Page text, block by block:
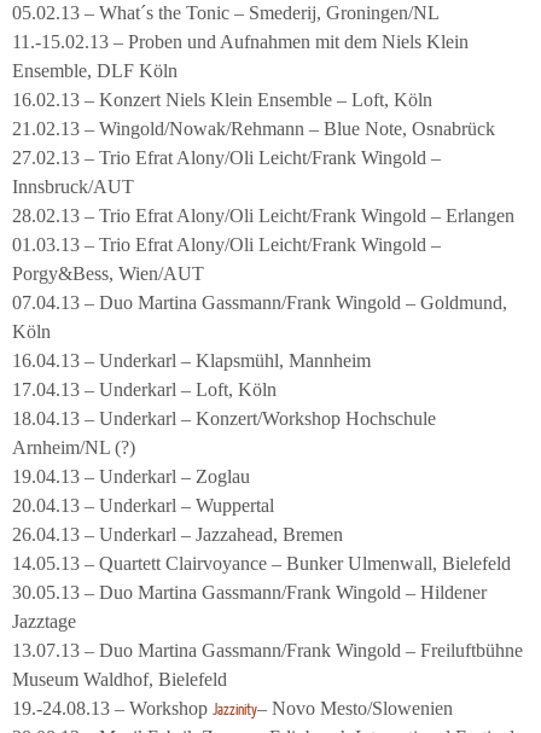
05.02.13 – What´s the Tonic – Smederij, Groningen/NL
11.-15.02.13 – Proben und Aufnahmen mit dem Niels Klein
Ensemble, DLF Köln
16.02.13 – Konzert Niels Klein Ensemble – Loft, Köln
21.02.13 – Wingold/Nowak/Rehmann – Blue Note, Osnabrück
27.02.13 – Trio Efrat Alony/Oli Leicht/Frank Wingold –
Innsbruck/AUT
28.02.13 – Trio Efrat Alony/Oli Leicht/Frank Wingold – Erlangen
01.03.13 – Trio Efrat Alony/Oli Leicht/Frank Wingold –
Porgy&Bess, Wien/AUT
07.04.13 – Duo Martina Gassmann/Frank Wingold – Goldmund,
Köln
16.04.13 – Underkarl – Klapsmühl, Mannheim
17.04.13 – Underkarl – Loft, Köln
18.04.13 – Underkarl – Konzert/Workshop Hochschule
Arnheim/NL (?)
19.04.13 – Underkarl – Zoglau
20.04.13 – Underkarl – Wuppertal
26.04.13 – Underkarl – Jazzahead, Bremen
14.05.13 – Quartett Clairvoyance – Bunker Ulmenwall, Bielefeld
30.05.13 – Duo Martina Gassmann/Frank Wingold – Hildener
Jazztage
13.07.13 – Duo Martina Gassmann/Frank Wingold – Freiluftbühne
Museum Waldhof, Bielefeld
19.-24.08.13 – Workshop Jazzinity– Novo Mesto/Slowenien